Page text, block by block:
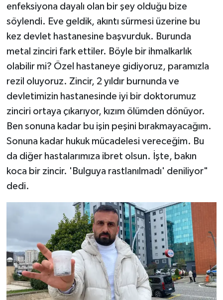
enfeksiyona dayalı olan bir şey olduğu bize
söylendi. Eve geldik, akıntı sürmesi üzerine bu
kez devlet hastanesine başvurduk. Burunda
metal zinciri fark ettiler. Böyle bir ihmalkarlık
olabilir mi? Özel hastaneye gidiyoruz, paramızla
rezil oluyoruz. Zincir, 2 yıldır burnunda ve
devletimizin hastanesinde iyi bir doktorumuz
zinciri ortaya çıkarıyor, kızım ölümden dönüyor.
Ben sonuna kadar bu işin peşini bırakmayacağım.
Sonuna kadar hukuk mücadelesi vereceğim. Bu
da diğer hastalarımıza ibret olsun. İşte, bakın
koca bir zincir. 'Bulguya rastlanılmadı' deniliyor"
dedi.